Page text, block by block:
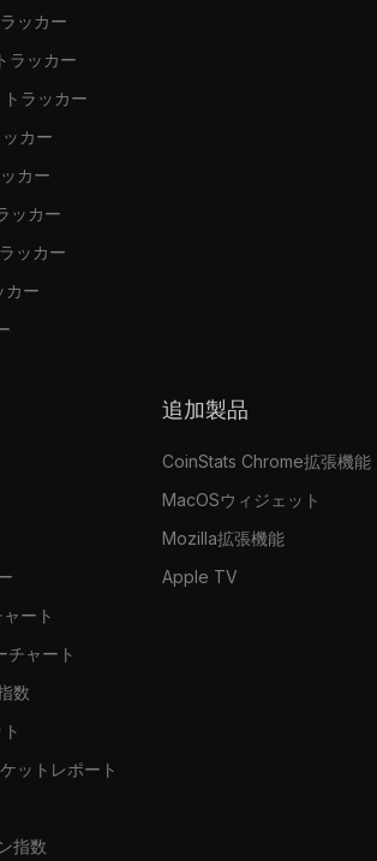
ッカー
ラッカー
ラッカー
カー
カー
ッカー
ッカー
カー
ート
チャート
数
ットレポート
指数
追加製品
CoinStats Chrome拡張機能
MacOSウィジェット
Mozilla拡張機能
Apple TV